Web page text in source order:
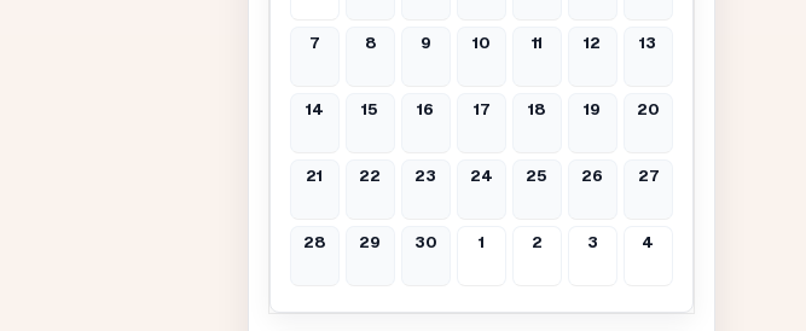
7 8 9 10 11 12 13
14 15 16 17 18 19 20
21 22 23 24 25 26 27
28 29 30 1 2 3 4